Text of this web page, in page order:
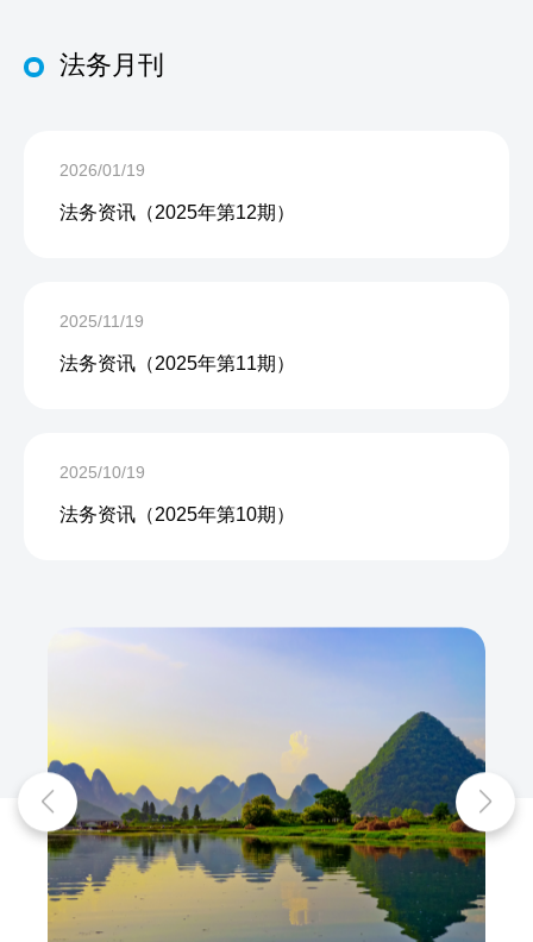
法务月刊
2026/01/19
法务资讯（2025年第12期）
2025/11/19
法务资讯（2025年第11期）
2025/10/19
法务资讯（2025年第10期）